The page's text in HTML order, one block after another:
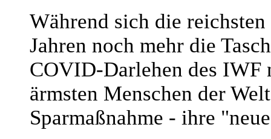
Während sich die
Jahren noch mehr die
COVID-Darlehen des IWF
ärmsten Menschen der
Sparmaßnahme - ihre